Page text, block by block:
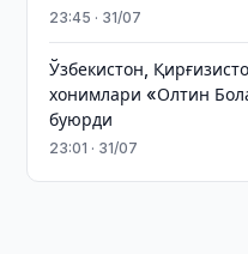
23:45 · 31/07
Ўзбекистон,
хонимлари «Олтин
буюрди
23:01 · 31/07